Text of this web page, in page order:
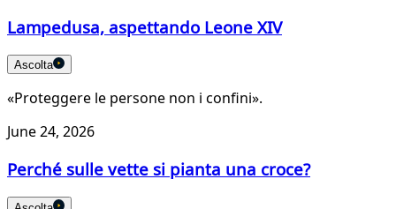
Lampedusa, aspettando Leone XIV
Ascolta
«Proteggere le persone non i confini».
June 24, 2026
Perché sulle vette si pianta una croce?